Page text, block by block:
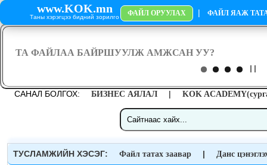
www.KOK.mn
Таны хэрэгцээ бидний зорилго ФАЙЛ ОРУУЛАХ | ФАЙЛ ЯАЖ
САНАЛ БОЛГОХ: БИЗНЕС АЯЛАЛ | KOK
ТУСЛАМЖИЙН ХЭСЭГ: Файл татах заавар | Данс